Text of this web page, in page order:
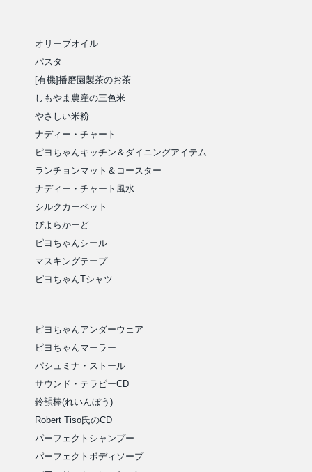
オリーブオイル
パスタ
[有機]播磨園製茶のお茶
しもやま農産の三色米
やさしい米粉
ナディー・チャート
ピヨちゃんキッチン＆ダイニングアイテム
ランチョンマット＆コースター
ナディー・チャート風水
シルクカーペット
ぴよらかーど
ピヨちゃんシール
マスキングテープ
ピヨちゃんTシャツ
ピヨちゃんアンダーウェア
ピヨちゃんマーラー
パシュミナ・ストール
サウンド・テラピーCD
鈴韻棒(れいんぼう)
Robert Tiso氏のCD
パーフェクトシャンプー
パーフェクトボディソープ